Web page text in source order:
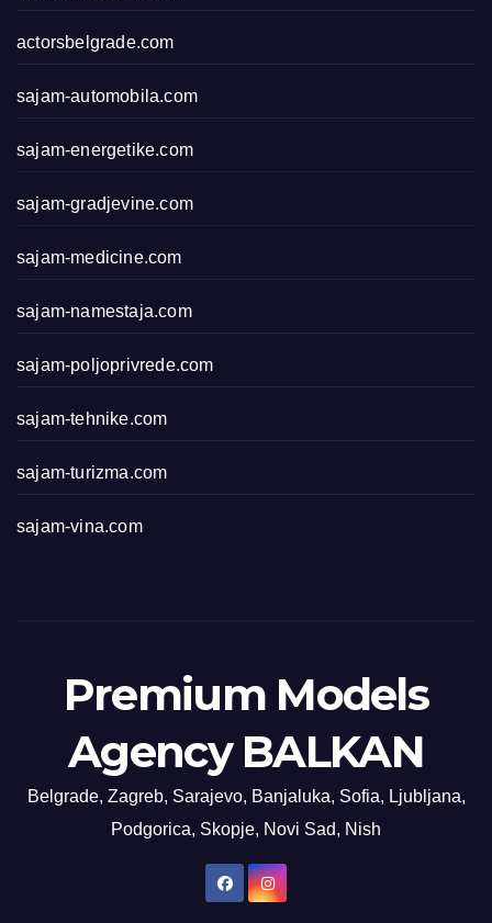
actorsbelgrade.com
sajam-automobila.com
sajam-energetike.com
sajam-gradjevine.com
sajam-medicine.com
sajam-namestaja.com
sajam-poljoprivrede.com
sajam-tehnike.com
sajam-turizma.com
sajam-vina.com
Premium Models
Agency BALKAN
Belgrade, Zagreb, Sarajevo, Banjaluka, Sofia, Ljubljana,
Podgorica, Skopje, Novi Sad, Nish